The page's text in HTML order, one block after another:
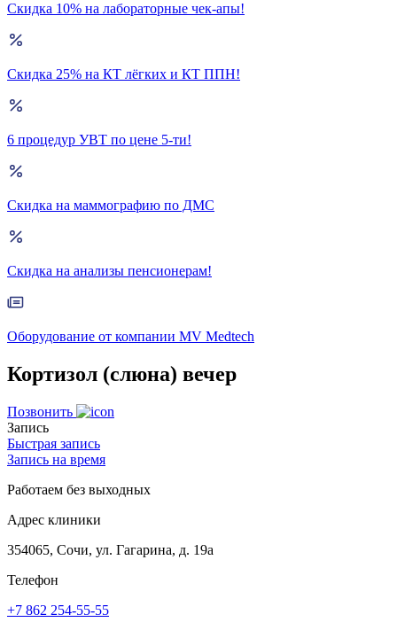
Скидка 10% на лабораторные чек-апы!
Скидка 25% на КТ лёгких и КТ ППН!
6 процедур УВТ по цене 5-ти!
Скидка на маммографию по ДМС
Скидка на анализы пенсионерам!
Оборудование от компании MV Medtech
Кортизол (слюна) вечер
Позвонить
Запись
Быстрая запись
Запись на время
Работаем без выходных
Адрес клиники
354065, Сочи, ул. Гагарина, д. 19а
Телефон
+7 862 254-55-55